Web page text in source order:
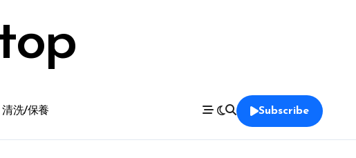
清洗/保養 Subscribe